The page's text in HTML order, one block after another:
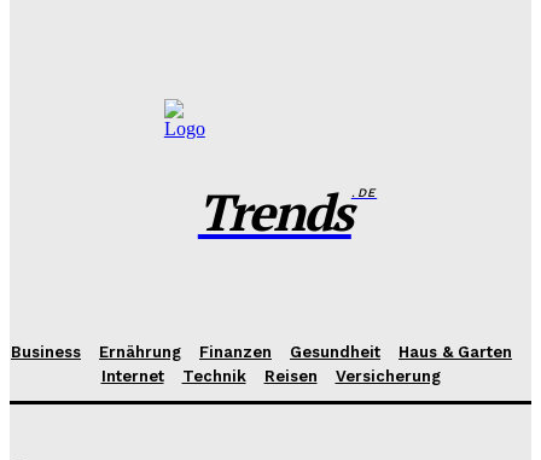
Trends.DE
Business Ernährung Finanzen Gesundheit
Haus & Garten
Internet
Technik Reisen Versicherung